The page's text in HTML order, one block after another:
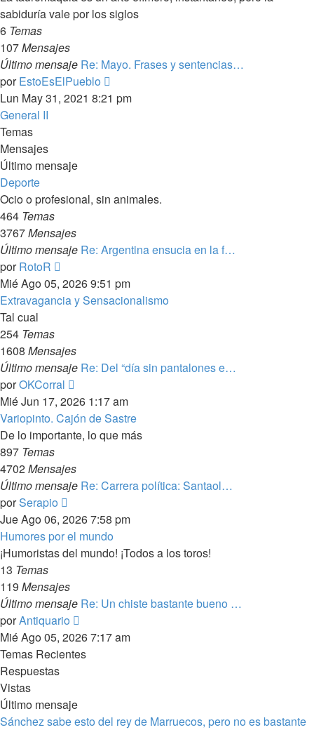
sabiduría vale por los siglos
6 Temas
107Mensajes
Último mensaje Re: Mayo. Frases y sentencias…
porEstoEsElPueblo
último
Lun May 31, 2021 8:21 pm
General II
Temas
Mensajes
Último mensaje
Deporte
Ocio o profesional, sin animales.
464 Temas
3767Mensajes
Último mensaje Re: Argentina ensucia en la f…
porRotoR
último
mensaje
Mié Ago 05, 2026 9:51 pm
Extravagancia y Sensacionalismo
Tal cual
254 Temas
1608 Mensajes
Último mensaje Re: Del “día sin pantalones e…
porOKCorral
último
mensaje
Mié Jun 17, 2026 1:17 am
Variopinto. Cajón de Sastre
De lo importante, lo que más
897 Temas
4702Mensajes
Último mensaje Re: Carrera política: Santaol…
porSerapio
último
mensaje
Jue Ago 06, 2026 7:58 pm
Humores por el mundo
¡Humoristas del mundo! ¡Todos a los toros!
13 Temas
119 Mensajes
Último mensaje Re: Un chiste bastante bueno …
porAntiquario
último
mensaje
Mié Ago 05, 2026 7:17 am
Temas Recientes
Respuestas
Vistas
Último mensaje
Sánchez sabe esto del rey de Marruecos, pero no es bastante